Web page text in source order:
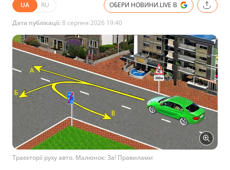
UA RU ОБЕРИ НОВИНИ.LIVE В
Дата публікації:8 серпня 2026 19:40
Траєкторії руху авто. Малюнок: За! Правилами